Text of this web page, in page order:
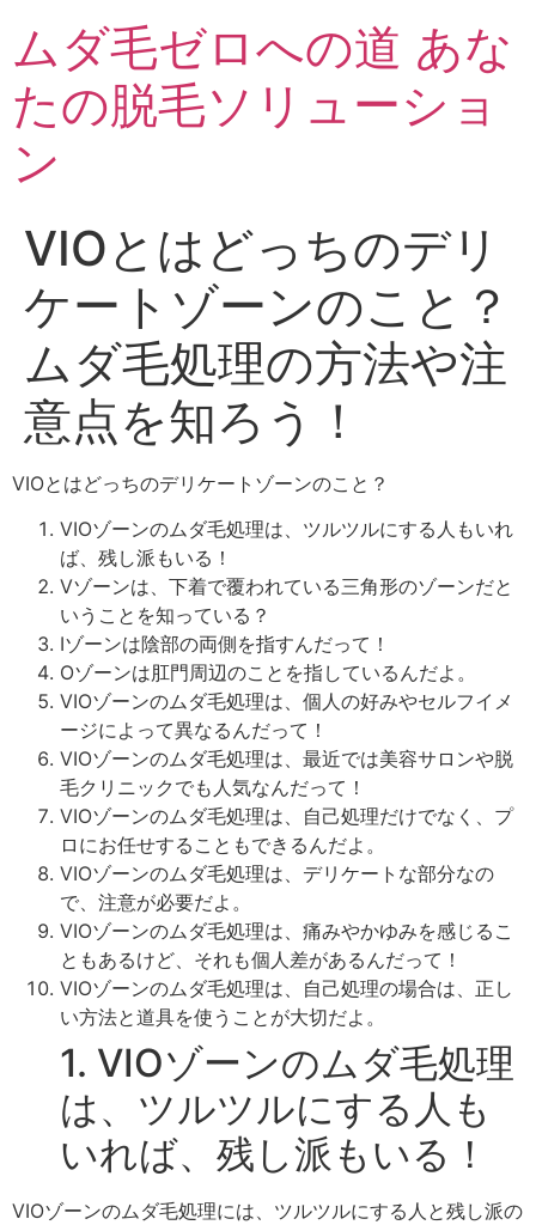
ムダ毛ゼロへの道 あな
たの脱毛ソリューショ
ン
VIOとはどっちのデリ
ケートゾーンのこと？
ムダ毛処理の方法や注
意点を知ろう！
VIOとはどっちのデリケートゾーンのこと？
VIOゾーンのムダ毛処理は、ツルツルにする人もいれ
ば、残し派もいる！
Vゾーンは、下着で覆われている三角形のゾーンだと
いうことを知っている？
Iゾーンは陰部の両側を指すんだって！
Oゾーンは肛門周辺のことを指しているんだよ。
VIOゾーンのムダ毛処理は、個人の好みやセルフイメ
ージによって異なるんだって！
VIOゾーンのムダ毛処理は、最近では美容サロンや脱
毛クリニックでも人気なんだって！
VIOゾーンのムダ毛処理は、自己処理だけでなく、プ
ロにお任せすることもできるんだよ。
VIOゾーンのムダ毛処理は、デリケートな部分なの
で、注意が必要だよ。
VIOゾーンのムダ毛処理は、痛みやかゆみを感じるこ
ともあるけど、それも個人差があるんだって！
VIOゾーンのムダ毛処理は、自己処理の場合は、正し
い方法と道具を使うことが大切だよ。
1. VIOゾーンのムダ毛処理
は、ツルツルにする人も
いれば、残し派もいる！
VIOゾーンのムダ毛処理には、ツルツルにする人と残し派の